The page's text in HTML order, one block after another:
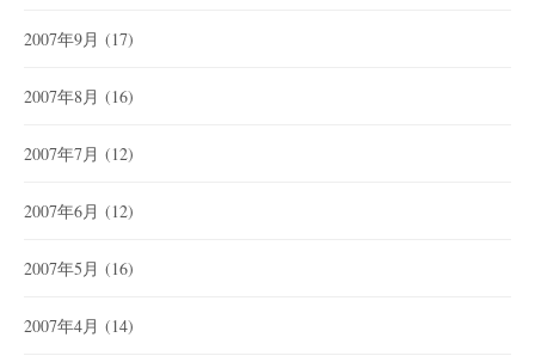
2007年9月 (17)
2007年8月 (16)
2007年7月 (12)
2007年6月 (12)
2007年5月 (16)
2007年4月 (14)